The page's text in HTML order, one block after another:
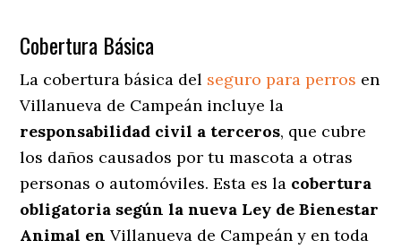
Cobertura Básica
La cobertura básica del seguro para perros en
Villanueva de Campeán incluye la
responsabilidad civil a terceros, que cubre
los daños causados por tu mascota a otras
personas o automóviles. Esta es la cobertura
obligatoria según la nueva Ley de Bienestar
Animal enVillanueva de Campeán y en toda